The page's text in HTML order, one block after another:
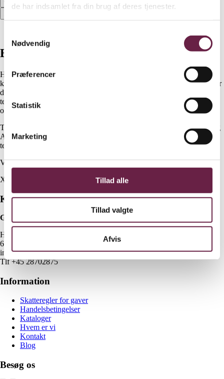
de har indsamlet fra din brug af deres tjenester.
Nødvendig
Præferencer
Statistik
Marketing
Tillad alle
Tillad valgte
Afvis
Beskrivelse
Haws trådløs stegetermometer er skabt til både hverdagsretter og
kulinariske udfordringer. Med en rækkevidde på op til 244 meter giver
det dig fuld bevægelsesfrihed, mens du stadig har fuldkontrol over
temperaturen. Føleren måler kernetemperatur op til 100 °C og
omgivelsestemperatur op til 300 °C.
Termometeret kobles let til CHEFBBQ-appen, somfås til både iOS og
Android. Her får du live-data, alarmer og anbefalinger direkte på din
telefon – så du opnår det ønskede resultat, hver gang.
Vejl. pris kr. 800,-
X
Kontakt
Gaveshop.nu
H E Bluhmes Vej 53
6700 Esbjerg
info@gaveshop.nu
Tlf +45 28702875
Information
Skatteregler for gaver
Handelsbetingelser
Kataloger
Hvem er vi
Kontakt
Blog
Besøg os